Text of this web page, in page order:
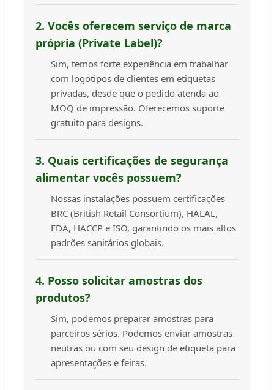
2. Vocês oferecem serviço de marca
própria (Private Label)?
Sim, temos forte experiência em trabalhar
com logotipos de clientes em etiquetas
privadas, desde que o pedido atenda ao
MOQ de impressão. Oferecemos suporte
gratuito para designs.
3. Quais certificações de segurança
alimentar vocês possuem?
Nossas instalações possuem certificações
BRC (British Retail Consortium), HALAL,
FDA, HACCP e ISO, garantindo os mais altos
padrões sanitários globais.
4. Posso solicitar amostras dos
produtos?
Sim, podemos preparar amostras para
parceiros sérios. Podemos enviar amostras
neutras ou com seu design de etiqueta para
apresentações e feiras.